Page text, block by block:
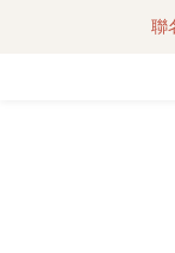
聯